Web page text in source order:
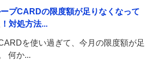
プCARDの限度額が足りなくなって
対処方法...
を使い過ぎて、今月の限度額が足
何か...